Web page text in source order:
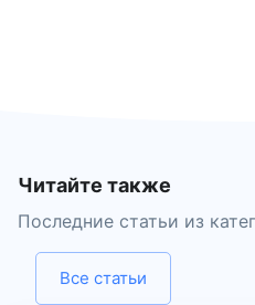
Читайте также
Последние статьи из
Все статьи